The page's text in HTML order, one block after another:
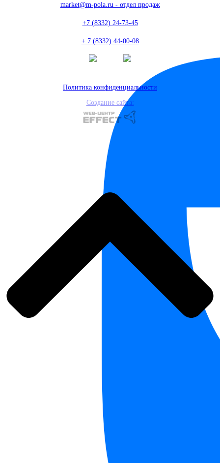
market@m-pola.ru - отдел продаж
+7 (8332) 24-73-45
+ 7 (8332) 44-00-08
Политика конфиденциальности
Создание сайта: